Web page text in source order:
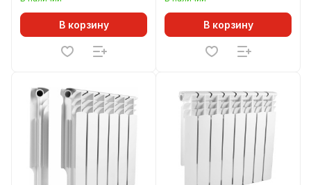
В корзину В корзину